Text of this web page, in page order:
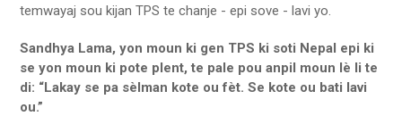
temwayaj sou kijan TPS te chanje - epi sove - lavi yo.
Sandhya Lama, yon moun ki gen TPS ki soti Nepal epi ki
se yon moun ki pote plent, te pale pou anpil moun lè li te
di: “Lakay se pa sèlman kote ou fèt. Se kote ou bati lavi
ou.”